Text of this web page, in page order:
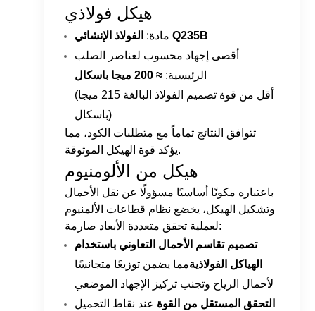
هيكل فولاذي
مادة: الفولاذ الإنشائي Q235B
أقصى إجهاد محسوب لعناصر الصلب
الرئيسية: ≈ 200 ميجا باسكال
(أقل من قوة تصميم الفولاذ البالغة 215 ميجا
باسكال)
تتوافق النتائج تماماً مع متطلبات الكود، مما
يؤكد قوة الهيكل الموثوقة.
هيكل من الألومنيوم
باعتباره مكونًا أساسيًا مسؤولًا عن نقل الأحمال
وتشكيل الهيكل، يخضع نظام قطاعات الألمنيوم
لعملية تحقق متعددة الأبعاد صارمة:
تصميم تقاسم الأحمال التعاوني باستخدام
الهياكل الفولاذيةمما يضمن توزيعًا متجانسًا
لأحمال الرياح وتجنب تركيز الإجهاد الموضعي
التحقق المستقل من القوة عند نقاط التحميل